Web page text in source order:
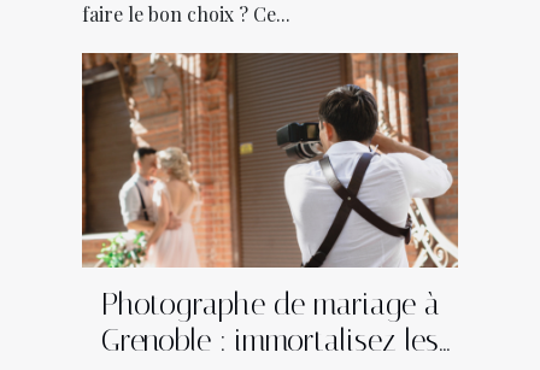
faire le bon choix ? Ce...
Photographe de mariage à
Grenoble : immortalisez les